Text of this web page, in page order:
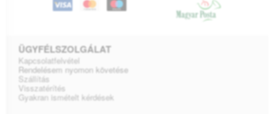
ÜGYFÉLSZOLGÁLAT
Kapcsolatfelvétel
Rendelésem nyomon követése
Szállítás
Visszatérítés
Gyakran ismételt kérdések